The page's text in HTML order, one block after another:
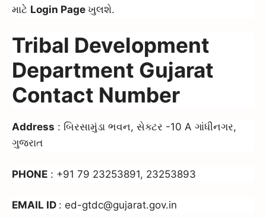
માટે Login Page ખુલશે.
Tribal Development
Department Gujarat
Contact Number
Address : બિરસામુંડા ભવન, સેક્ટર -10 A ગાંધીનગર,
ગુજરાત
PHONE : +91 79 23253891, 23253893
EMAIL ID : ed-gtdc@gujarat.gov.in